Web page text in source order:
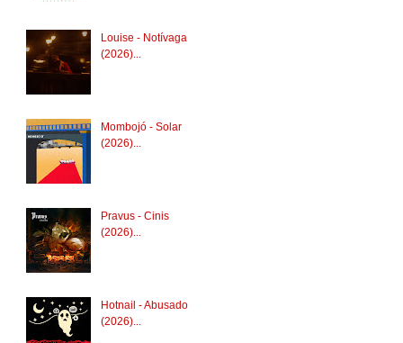
Louise - Notívaga
(2026)...
Mombojó - Solar
(2026)...
Pravus - Cinis
(2026)...
Hotnail - Abusado
(2026)...